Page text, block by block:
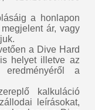
a honlapon
ár, vagy
a Dive Hard
helyet illetve az
a
kalkuláció
leírásokat,